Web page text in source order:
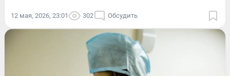
12 мая, 2026, 23:01 302 Обсудить